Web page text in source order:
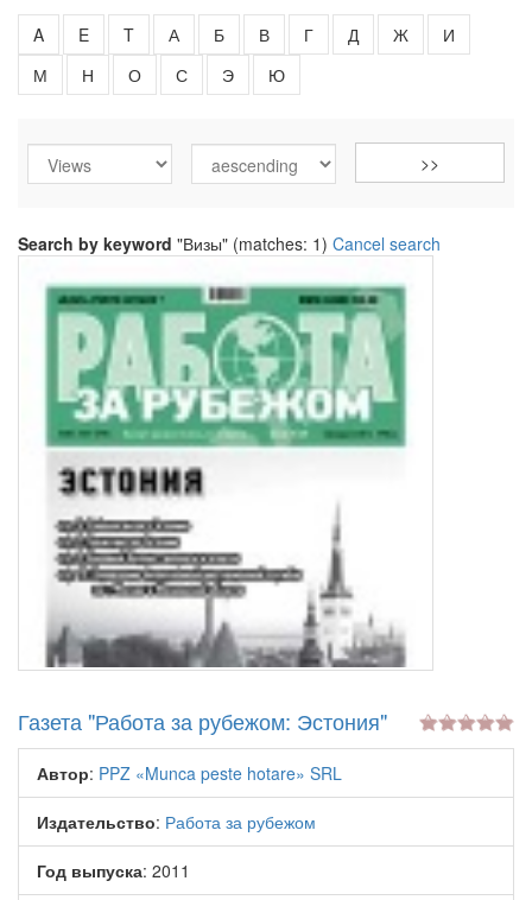
A E T А Б В Г Д Ж
И
М
Н О С Э Ю
Search by keyword "Визы" (matches: 1) Cancel search
Газета "Работа за рубежом: Эстония"
Автор: PPZ «Munca peste hotare» SRL
Издательство: Работа за рубежом
Год выпуска: 2011